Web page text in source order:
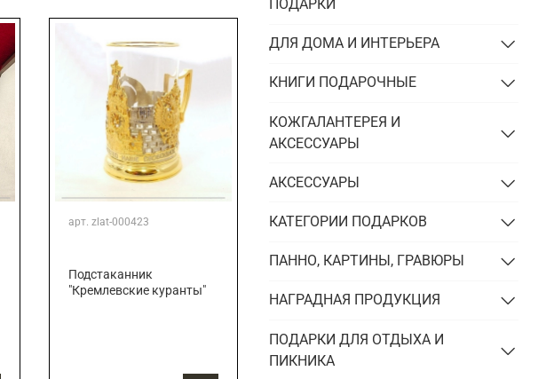
Подарки энергетику
арт. zlat-000423
Подстаканник
"Кремлевские куранты"
ПОДАРКИ
ДЛЯ ДОМА И ИНТЕРЬЕРА
КНИГИ ПОДАРОЧНЫЕ
КОЖГАЛАНТЕРЕЯ И
АКСЕССУАРЫ
АКСЕССУАРЫ
КАТЕГОРИИ ПОДАРКОВ
ПАННО, КАРТИНЫ, ГРАВЮРЫ
НАГРАДНАЯ ПРОДУКЦИЯ
ПОДАРКИ ДЛЯ ОТДЫХА И
ПИКНИКА